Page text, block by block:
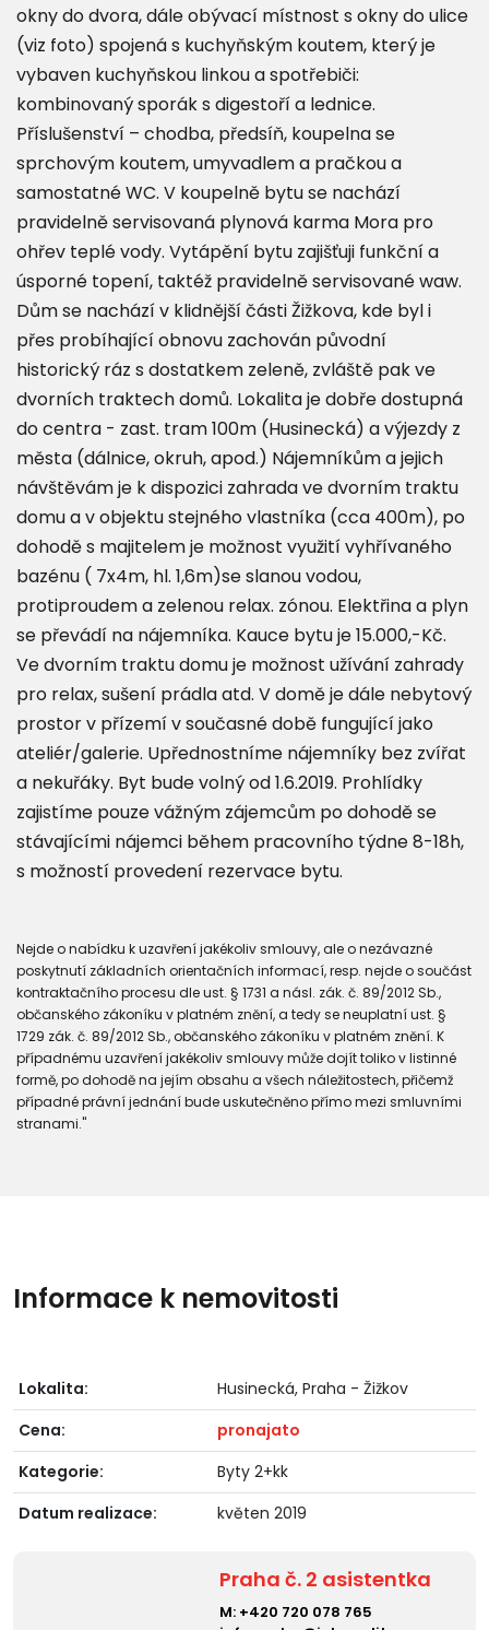
okny do dvora, dále obývací místnost s okny do ulice
(viz foto) spojená s kuchyňským koutem, který je
vybaven kuchyňskou linkou a spotřebiči:
kombinovaný sporák s digestoří a lednice.
Příslušenství – chodba, předsíň, koupelna se
sprchovým koutem, umyvadlem a pračkou a
samostatné WC. V koupelně bytu se nachází
pravidelně servisovaná plynová karma Mora pro
ohřev teplé vody. Vytápění bytu zajišťuji funkční a
úsporné topení, taktéž pravidelně servisované waw.
Dům se nachází v klidnější části Žižkova, kde byl i
přes probíhající obnovu zachován původní
historický ráz s dostatkem zeleně, zvláště pak ve
dvorních traktech domů. Lokalita je dobře dostupná
do centra - zast. tram 100m (Husinecká) a výjezdy z
města (dálnice, okruh, apod.) Nájemníkům a jejich
návštěvám je k dispozici zahrada ve dvorním traktu
domu a v objektu stejného vlastníka (cca 400m), po
dohodě s majitelem je možnost využití vyhřívaného
bazénu ( 7x4m, hl. 1,6m)se slanou vodou,
protiproudem a zelenou relax. zónou. Elektřina a plyn
se převádí na nájemníka. Kauce bytu je 15.000,-Kč.
Ve dvorním traktu domu je možnost užívání zahrady
pro relax, sušení prádla atd. V domě je dále nebytový
prostor v přízemí v současné době fungující jako
ateliér/galerie. Upřednostníme nájemníky bez zvířat
a nekuřáky. Byt bude volný od 1.6.2019. Prohlídky
zajistíme pouze vážným zájemcům po dohodě se
stávajícími nájemci během pracovního týdne 8-18h,
s možností provedení rezervace bytu.
Nejde o nabídku k uzavření jakékoliv smlouvy, ale o nezávazné
poskytnutí základních orientačních informací, resp. nejde o součást
kontraktačního procesu dle ust. § 1731 a násl. zák. č. 89/2012 Sb.,
občanského zákoníku v platném znění, a tedy se neuplatní ust. §
1729 zák. č. 89/2012 Sb., občanského zákoníku v platném znění. K
případnému uzavření jakékoliv smlouvy může dojít toliko v listinné
formě, po dohodě na jejím obsahu a všech náležitostech, přičemž
případné právní jednání bude uskutečněno přímo mezi smluvními
stranami."
Informace k nemovitosti
Lokalita:
Husinecká, Praha - Žižkov
Cena:
pronajato
Kategorie:
Byty 2+kk
Datum realizace:
květen 2019
Praha č. 2 asistentka
M: +420 720 078 765